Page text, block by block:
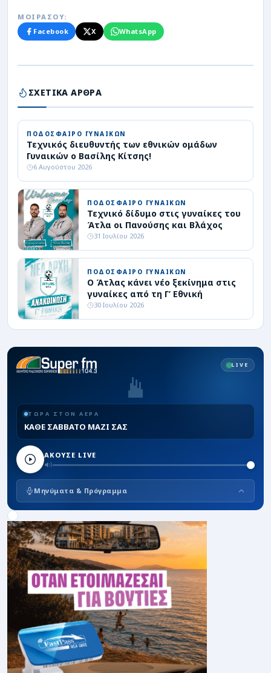
ΜΟΙΡΑΣΟΥ:
Facebook
X WhatsApp
ΣΧΕΤΙΚΑ ΑΡΘΡΑ
ΠΟΔΟΣΦΑΙΡΟ ΓΥΝΑΙΚΩΝ
Τεχνικός διευθυντής των εθνικών ομάδων
Γυναικών ο Βασίλης Κίτσης!
6 Αυγούστου 2026
ΠΟΔΟΣΦΑΙΡΟ ΓΥΝΑΙΚΩΝ
Τεχνικό δίδυμο στις γυναίκες του
Άτλα οι Πανούσης και Βλάχος
31 Ιουλίου 2026
ΠΟΔΟΣΦΑΙΡΟ ΓΥΝΑΙΚΩΝ
Ο Άτλας κάνει νέο ξεκίνημα στις
γυναίκες από τη Γ’ Εθνική
30 Ιουλίου 2026
LIVE
ΤΩΡΑ ΣΤΟΝ ΑΕΡΑ
ΚΑΘΕ ΣΑΒΒΑΤΟ ΜΑΖΙ ΣΑΣ
ΑΚΟΥΣΕ LIVE
Μηνύματα & Πρόγραμμα